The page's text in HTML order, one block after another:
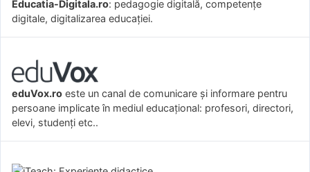
Educatia-Digitala.ro: pedagogie digitală, competențe
digitale, digitalizarea educației.
eduVox.ro este un canal de comunicare și informare pentru
persoane implicate în mediul educațional: profesori, directori,
elevi, studenți etc..